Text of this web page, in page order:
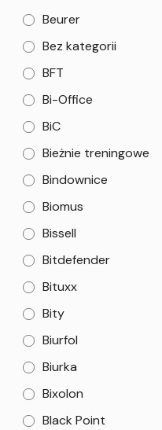
Beurer
Bez kategorii
BFT
Bi-Office
BiC
Bieżnie treningowe
Bindownice
Biomus
Bissell
Bitdefender
Bituxx
Bity
Biurfol
Biurka
Bixolon
Black Point